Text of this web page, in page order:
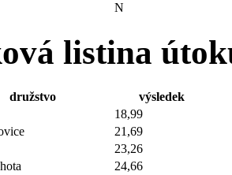
N
listina
družstvo
výsledek
18,99
21,69
23,26
24,66